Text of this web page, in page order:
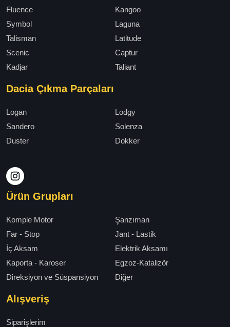
Fluence
Kangoo
Symbol
Laguna
Talisman
Latitude
Scenic
Captur
Kadjar
Taliant
Dacia Çıkma Parçaları
Logan
Lodgy
Sandero
Solenza
Duster
Dokker
Ürün Grupları
Komple Motor
Şanzıman
Far - Stop
Jant - Lastik
İç Aksam
Elektrik Aksamı
Kaporta - Karoser
Egzoz-Katalizör
Direksiyon ve Süspansiyon
Diğer
Alışveriş
Siparişlerim